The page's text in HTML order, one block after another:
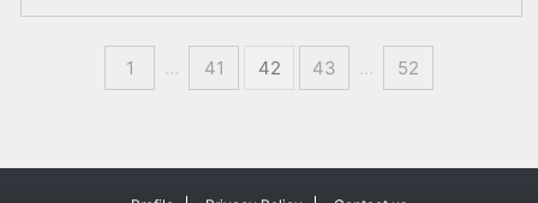
1 … 41 42 43 … 52